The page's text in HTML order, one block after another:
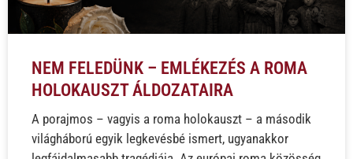
NEM FELEDÜNK – EMLÉKEZÉS A ROMA
HOLOKAUSZT ÁLDOZATAIRA
A porajmos – vagyis a roma holokauszt – a második
világháború egyik legkevésbé ismert, ugyanakkor